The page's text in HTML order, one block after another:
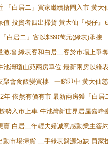
「白居二」買家繼續搶閘入市 黃
值 投資者四出掃貨 黃大仙『樓仔
白居二」客以$380萬元(綠表)承接
激增 綠表客和白居二客於市場上
池灣瓊山苑兩房單位 最新兩房以綠
聚會食飯變買樓 一睇即中 黃大仙
年 依然有價有市 最新兩房獲「白居
勢入市上車 牛池灣新世界居屋嘉峰
賣 白居二年輕夫婦誠意感動業主簽
動市場掃貨 二手綠表盤源短缺 買